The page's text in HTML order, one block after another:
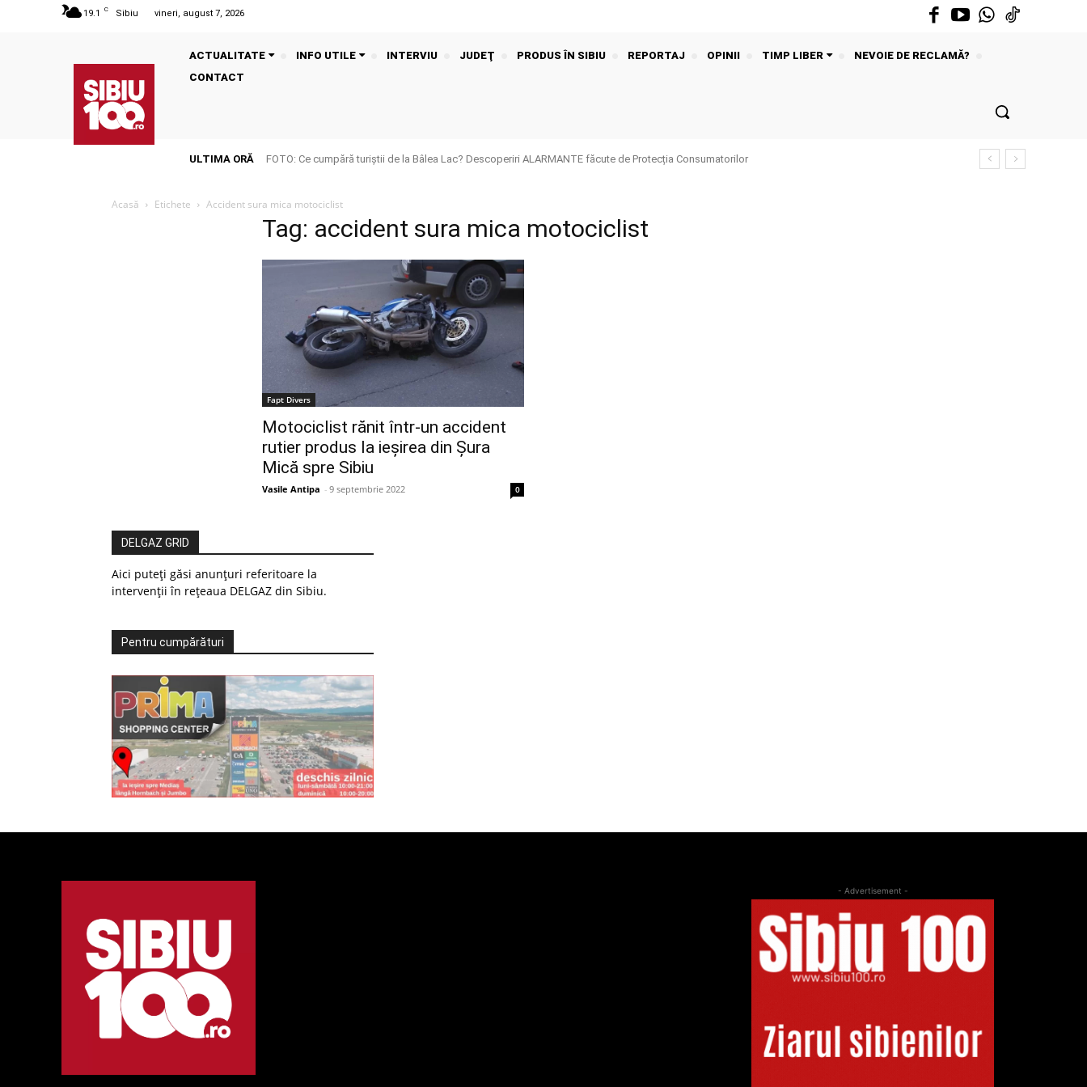
19.1 C Sibiu vineri, august 7, 2026
ACTUALITATE INFO UTILE INTERVIU JUDEŢ PRODUS ÎN SIBIU REPORTAJ OPINII TIMP LIBER
NEVOIE DE RECLAMĂ?
CONTACT
ULTIMA ORĂ FOTO: Ce cumpără turiștii de la Bâlea Lac? Descoperiri ALARMANTE făcute de Protecția Consumatorilor
Acasă Etichete Accident sura mica motociclist
Tag: accident sura mica motociclist
Fapt Divers
Motociclist rănit într-un accident
rutier produs la ieșirea din Șura
Mică spre Sibiu
Vasile Antipa - 9 septembrie 2022 0
DELGAZ GRID
Aici puteți găsi anunțuri referitoare la
intervenții în rețeaua DELGAZ din Sibiu.
Pentru cumpărături
- Advertisement -